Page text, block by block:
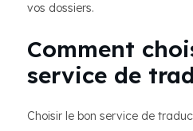
vos dossiers.
Comment
service de
Choisir le bon service de